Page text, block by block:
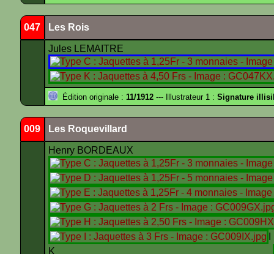
047 Les Rois
Jules LEMAITRE
Édition originale : 11/1912 --- Illustrateur 1 : Signature
009 Les Roquevillard
Henry BORDEAUX
K